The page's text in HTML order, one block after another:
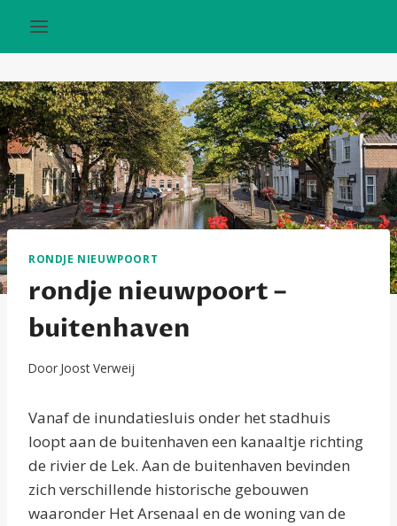
naar
inhoud
RONDJE NIEUWPOORT
rondje nieuwpoort –
buitenhaven
Door Joost Verweij
Vanaf de inundatiesluis onder het stadhuis
loopt aan de buitenhaven een kanaaltje richting
de rivier de Lek. Aan de buitenhaven bevinden
zich verschillende historische gebouwen
waaronder Het Arsenaal en de woning van de